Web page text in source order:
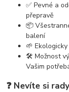
✅ Pevné a
přepravě
📦
balení
🌱
🛠️ Možnost
Vašim
❓ Nevíte si